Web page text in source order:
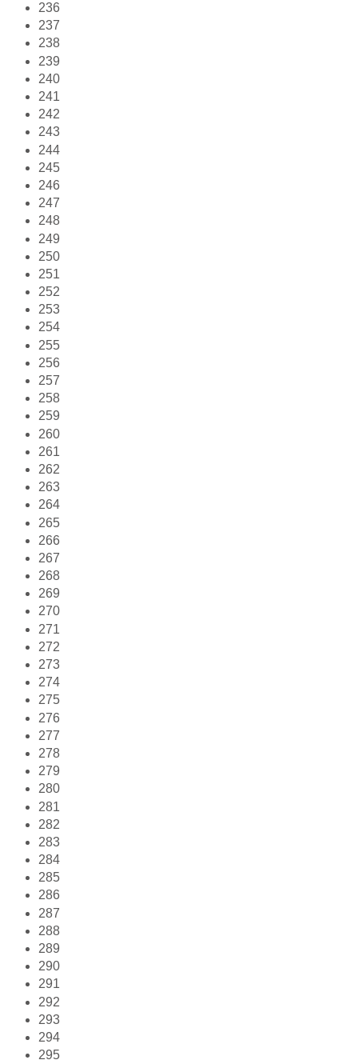
236
237
238
239
240
241
242
243
244
245
246
247
248
249
250
251
252
253
254
255
256
257
258
259
260
261
262
263
264
265
266
267
268
269
270
271
272
273
274
275
276
277
278
279
280
281
282
283
284
285
286
287
288
289
290
291
292
293
294
295